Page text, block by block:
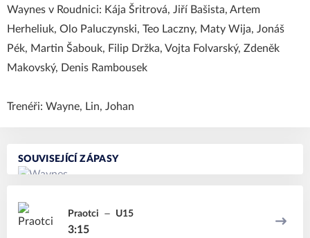
SOUVISEJÍCÍ ZÁPASY
Praotci U15
3:15
Waynes v Roudnici: Kája Šritrová, Jiří Bašista, Artem
Herheliuk, Olo Paluczynski, Teo Laczny, Maty Wija, Jonáš
Pék, Martin Šabouk, Filip Držka, Vojta Folvarský, Zdeněk
Makovský, Denis Rambousek
Trenéři: Wayne, Lin, Johan